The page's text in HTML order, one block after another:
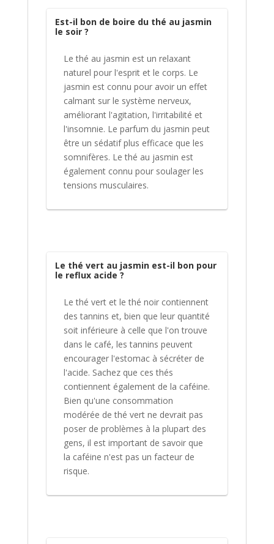
Est-il bon de boire du thé au jasmin
le soir ?
Le thé au jasmin est un relaxant
naturel pour l'esprit et le corps. Le
jasmin est connu pour avoir un effet
calmant sur le système nerveux,
améliorant l'agitation, l'irritabilité et
l'insomnie. Le parfum du jasmin peut
être un sédatif plus efficace que les
somnifères. Le thé au jasmin est
également connu pour soulager les
tensions musculaires.
Le thé vert au jasmin est-il bon pour
le reflux acide ?
Le thé vert et le thé noir contiennent
des tannins et, bien que leur quantité
soit inférieure à celle que l'on trouve
dans le café, les tannins peuvent
encourager l'estomac à sécréter de
l'acide. Sachez que ces thés
contiennent également de la caféine.
Bien qu'une consommation
modérée de thé vert ne devrait pas
poser de problèmes à la plupart des
gens, il est important de savoir que
la caféine n'est pas un facteur de
risque.